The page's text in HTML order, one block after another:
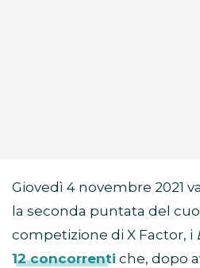
Giovedì 4 novembre 2021
la seconda puntata del
competizione di X Factor, i
12 concorrenti che, dopo